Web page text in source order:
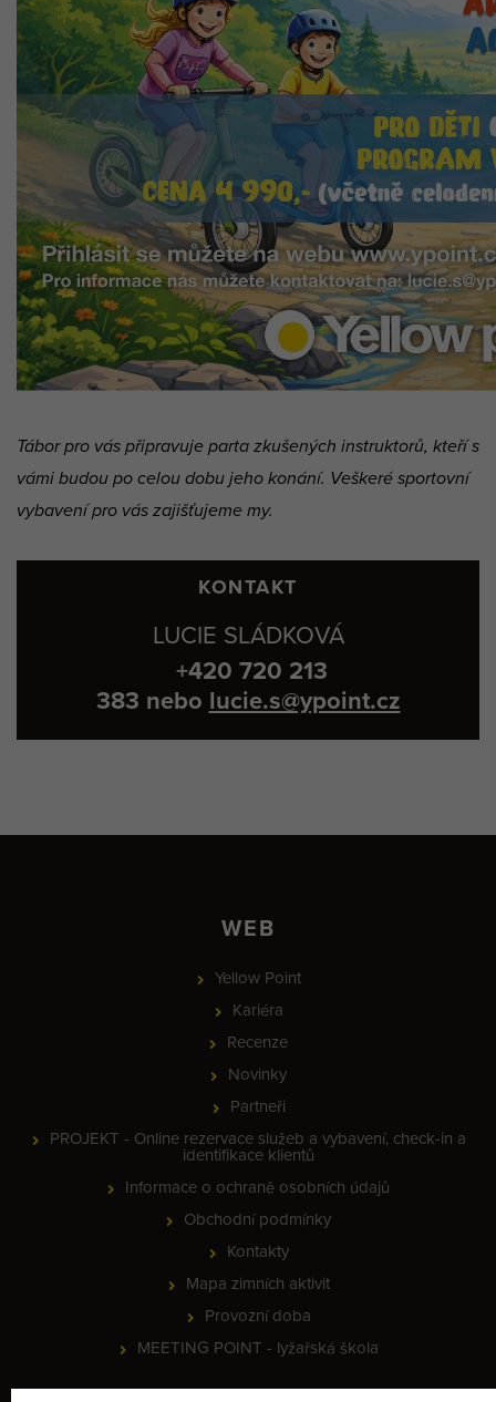
Tábor pro vás připravuje parta zkušených instruktorů, kteří s
vámi budou po celou dobu jeho konání. Veškeré sportovní
vybavení pro vás zajišťujeme my.
KONTAKT
LUCIE SLÁDKOVÁ
+420 720 213
383 nebo lucie.s@ypoint.cz
WEB
Yellow Point
Kariéra
Recenze
Novinky
Partneři
PROJEKT - Online rezervace služeb a vybavení, check-in a
identifikace klientů
Informace o ochraně osobních údajů
Obchodní podmínky
Kontakty
Mapa zimních aktivit
Provozní doba
MEETING POINT - lyžařská škola